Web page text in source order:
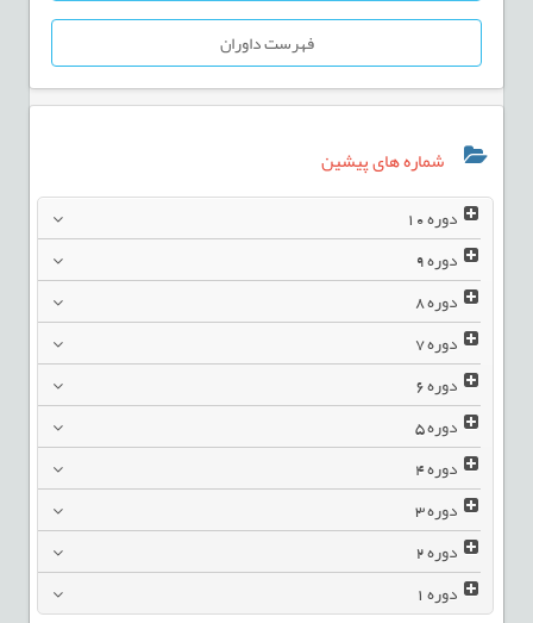
فهرست داوران
شماره های پیشین
دوره10
دوره9
دوره8
دوره7
دوره6
دوره5
دوره4
دوره3
دوره2
دوره1